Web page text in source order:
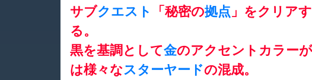
サブクエスト 「秘密の拠点 」をクリア
る。
黒を基調として金のアクセントカラー
は様々なスターヤードの混成。